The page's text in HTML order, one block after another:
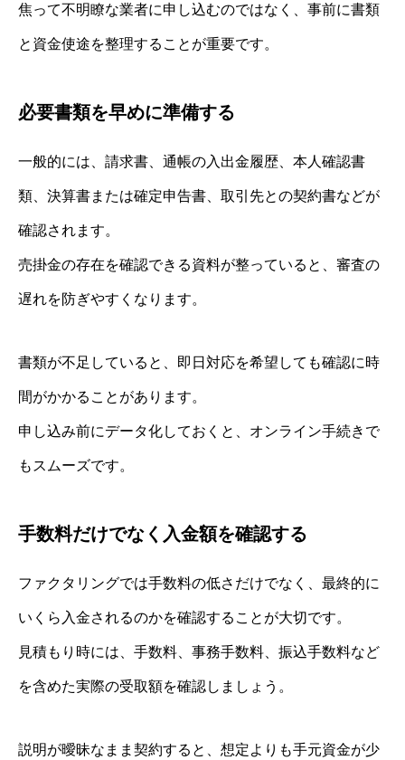
焦って不明瞭な業者に申し込むのではなく、事前に書類
と資金使途を整理することが重要です。
必要書類を早めに準備する
一般的には、請求書、通帳の入出金履歴、本人確認書
類、決算書または確定申告書、取引先との契約書などが
確認されます。
売掛金の存在を確認できる資料が整っていると、審査の
遅れを防ぎやすくなります。
書類が不足していると、即日対応を希望しても確認に時
間がかかることがあります。
申し込み前にデータ化しておくと、オンライン手続きで
もスムーズです。
手数料だけでなく入金額を確認する
ファクタリングでは手数料の低さだけでなく、最終的に
いくら入金されるのかを確認することが大切です。
見積もり時には、手数料、事務手数料、振込手数料など
を含めた実際の受取額を確認しましょう。
説明が曖昧なまま契約すると、想定よりも手元資金が少